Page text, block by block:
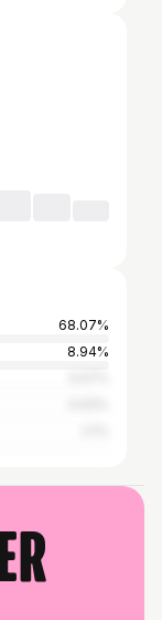
68.07%
8.94%